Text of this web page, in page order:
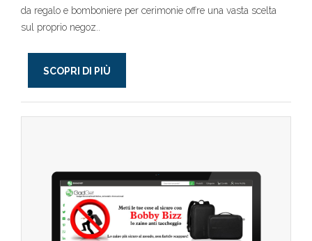
da regalo e bomboniere per cerimonie offre una vasta scelta
sul proprio negoz..
SCOPRI DI PIÙ